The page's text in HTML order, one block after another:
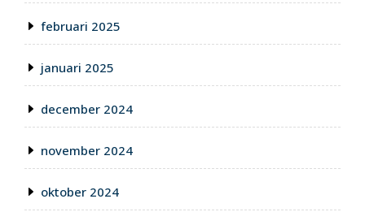
februari 2025
januari 2025
december 2024
november 2024
oktober 2024